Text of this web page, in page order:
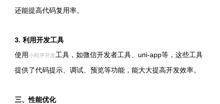
还能提高代码复用率。
3. 利用开发工具
使用小程序开发工具，如微信开发者工具、uni-app等，这些工具
提供了代码提示、调试、预览等功能，能大大提高开发效率。
三、性能优化